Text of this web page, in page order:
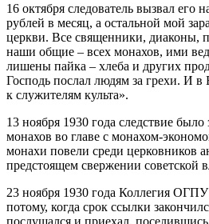
16 октября следователь вызвал
рублей в месяц, а остальной мой
церкви. Все священники, диаконы,
наши общие – всех монахов, ими
лишены пайка – хлеба и других
Господь послал людям за грехи. И в
к служителям культа».
13 ноября 1930 года следствие
монахов во главе с монахом-
монахи повели среди церковников
предстоящем свержении советской
23 ноября 1930 года Коллегия
потому, когда срок ссылки
послушался и приехал,